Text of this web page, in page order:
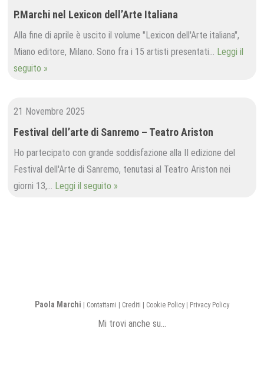
P.Marchi nel Lexicon dell’Arte Italiana
Alla fine di aprile è uscito il volume "Lexicon dell'Arte italiana",
Miano editore, Milano. Sono fra i 15 artisti presentati… Leggi il
seguito »
21 Novembre 2025
Festival dell’arte di Sanremo – Teatro Ariston
Ho partecipato con grande soddisfazione alla II edizione del
Festival dell'Arte di Sanremo, tenutasi al Teatro Ariston nei
giorni 13,… Leggi il seguito »
Paola Marchi Contattami Crediti Cookie Policy Privacy Policy
Mi trovi anche su...